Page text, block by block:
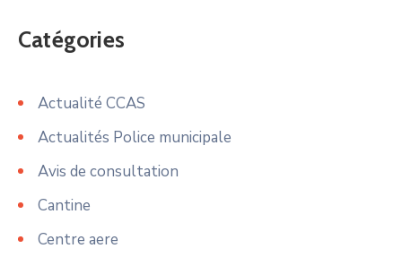
Catégories
Actualité CCAS
Actualités Police municipale
Avis de consultation
Cantine
Centre aere